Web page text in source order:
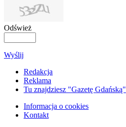
Odśwież
Wyślij
Redakcja
Reklama
Tu znajdziesz "Gazetę Gdańską"
Informacja o cookies
Kontakt